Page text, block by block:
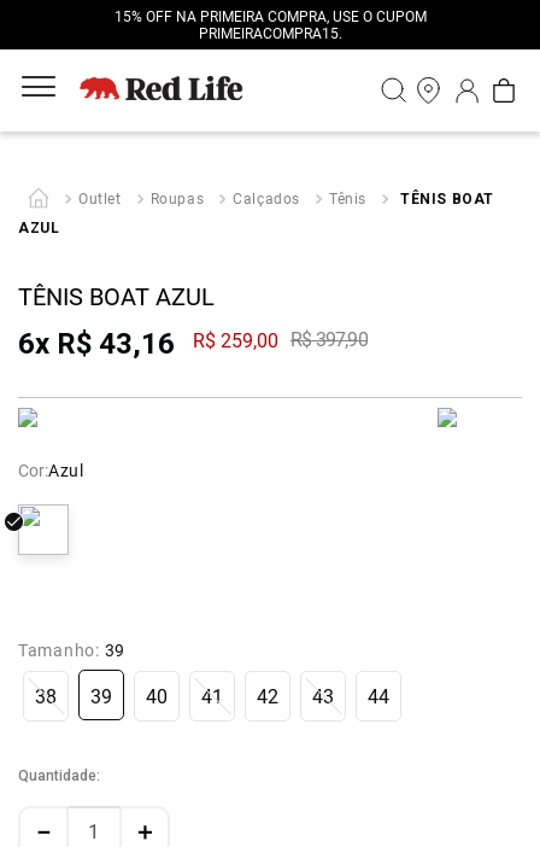
15% OFF NA PRIMEIRA COMPRA, USE O CUPOM
PRIMEIRACOMPRA15.
Outlet Roupas Calçados Tênis
TÊNIS BOAT
AZUL
TÊNIS BOAT AZUL
6x R$ 43,16 R$ 259,00 R$397,90
Cor:Azul
Tamanho: 39
38 39 40 41 42 43 44
Quantidade
＋
－